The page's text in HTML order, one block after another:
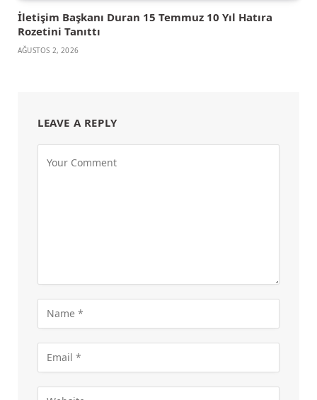
İletişim Başkanı Duran 15 Temmuz 10 Yıl Hatıra
Rozetini Tanıttı
AĞUSTOS 2, 2026
LEAVE A REPLY